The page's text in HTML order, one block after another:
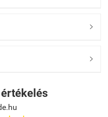

